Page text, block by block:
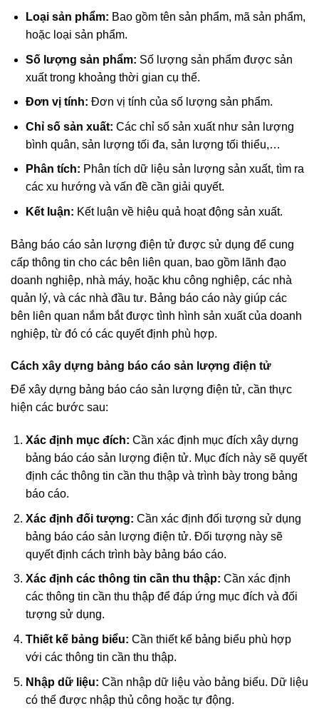
Loại sản phẩm: Bao gồm tên sản phẩm, mã sản phẩm,
hoặc loại sản phẩm.
Số lượng sản phẩm: Số lượng sản phẩm được sản
xuất trong khoảng thời gian cụ thể.
Đơn vị tính: Đơn vị tính của số lượng sản phẩm.
Chỉ số sản xuất: Các chỉ số sản xuất như sản lượng
bình quân, sản lượng tối đa, sản lượng tối thiểu,…
Phân tích: Phân tích dữ liệu sản lượng sản xuất, tìm ra
các xu hướng và vấn đề cần giải quyết.
Kết luận: Kết luận về hiệu quả hoạt động sản xuất.
Bảng báo cáo sản lượng điện tử được sử dụng để cung
cấp thông tin cho các bên liên quan, bao gồm lãnh đạo
doanh nghiệp, nhà máy, hoặc khu công nghiệp, các nhà
quản lý, và các nhà đầu tư. Bảng báo cáo này giúp các
bên liên quan nắm bắt được tình hình sản xuất của doanh
nghiệp, từ đó có các quyết định phù hợp.
Cách xây dựng bảng báo cáo sản lượng điện tử
Để xây dựng bảng báo cáo sản lượng điện tử, cần thực
hiện các bước sau:
Xác định mục đích: Cần xác định mục đích xây dựng
bảng báo cáo sản lượng điện tử. Mục đích này sẽ quyết
định các thông tin cần thu thập và trình bày trong bảng
báo cáo.
Xác định đối tượng: Cần xác định đối tượng sử dụng
bảng báo cáo sản lượng điện tử. Đối tượng này sẽ
quyết định cách trình bày bảng báo cáo.
Xác định các thông tin cần thu thập: Cần xác định
các thông tin cần thu thập để đáp ứng mục đích và đối
tượng sử dụng.
Thiết kế bảng biểu: Cần thiết kế bảng biểu phù hợp
với các thông tin cần thu thập.
Nhập dữ liệu: Cần nhập dữ liệu vào bảng biểu. Dữ liệu
có thể được nhập thủ công hoặc tự động.